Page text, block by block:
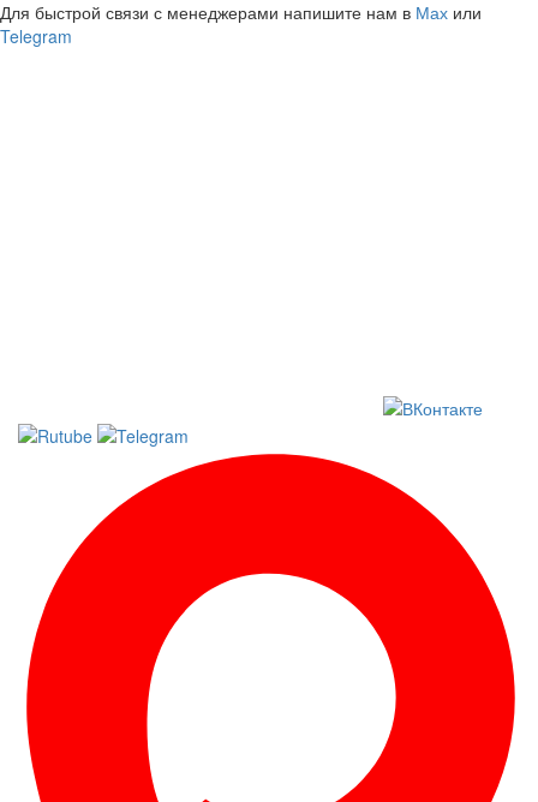
Для быстрой связи с менеджерами напишите нам в Мах или
Telegram